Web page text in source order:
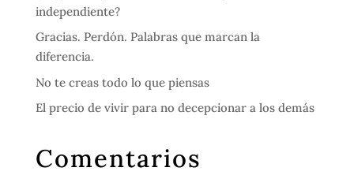
independiente?
Gracias. Perdón. Palabras que marcan la
diferencia.
No te creas todo lo que piensas
El precio de vivir para no decepcionar a los demás
Comentarios